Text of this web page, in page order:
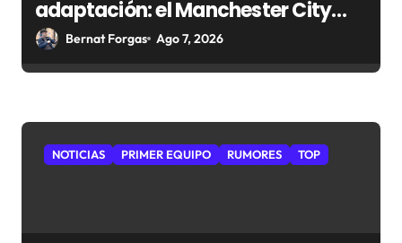
adaptación: el Manchester City
que le espera al Atlético
Bernat Forgas Ago 7, 2026
NOTICIAS PRIMER EQUIPO RUMORES TOP